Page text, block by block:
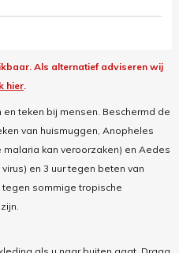
Als alternatief adviseren wij
hier.
teken bij mensen. Beschermd de
van huismuggen, Anopheles
kan veroorzaken) en Aedes
en 3 uur tegen beten van
sommige tropische